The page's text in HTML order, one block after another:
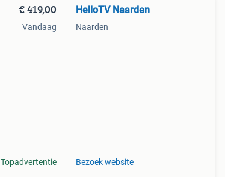
€ 419,00
Vandaag
Topadvertentie
HelloTV Naarden
Naarden
Bezoek website